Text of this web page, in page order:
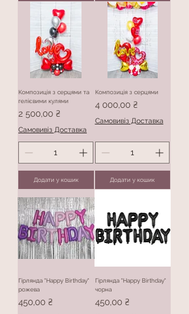
Композиція з серцями та
гелієвими кулями
Ціна
2 500,00 ₴
Самовивіз Доставка
Додати у кошик
Композиція з серцями
Ціна
4 000,00 ₴
Самовивіз Доставка
Додати у кошик
Гірлянда "Happy Birthday"
рожева
Ціна
450,00 ₴
Гірлянда "Happy Birthday"
чорна
Ціна
450,00 ₴